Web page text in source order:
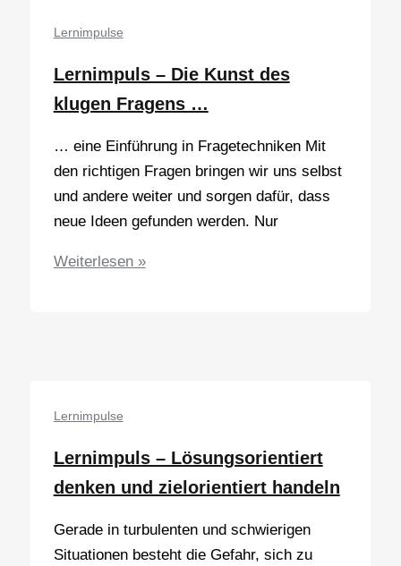
Lernimpulse
Lernimpuls – Die Kunst des
klugen Fragens …
… eine Einführung in Fragetechniken Mit
den richtigen Fragen bringen wir uns selbst
und andere weiter und sorgen dafür, dass
neue Ideen gefunden werden. Nur
Lernimpuls
Fragens
Weiterlesen »
Lernimpulse
Lernimpuls – Lösungsorientiert
denken und zielorientiert handeln
Gerade in turbulenten und schwierigen
Situationen besteht die Gefahr, sich zu